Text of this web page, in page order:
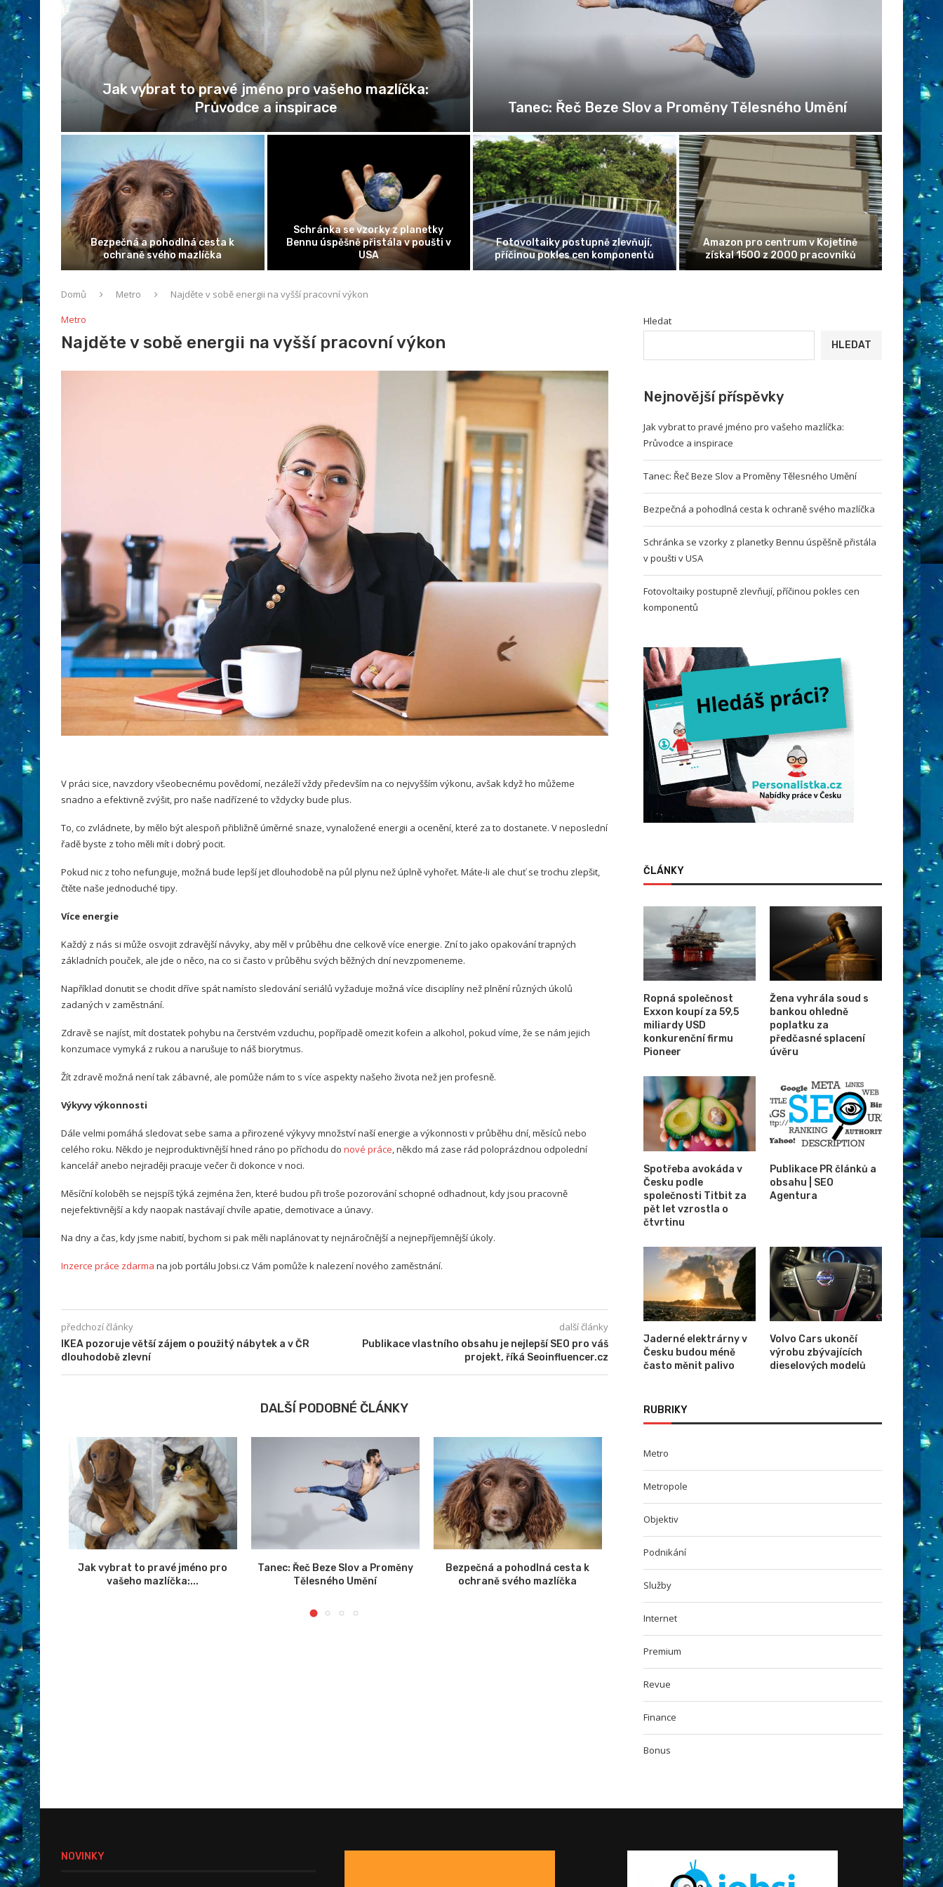
pro
Jak vybrat to pravé jméno pro vašeho mazlíčka:
Průvodce a inspirace
Tanec: Řeč Beze Slov a Proměny Tělesného Umění
Bezpečná a pohodlná cesta k
ochraně svého mazlíčka
Schránka se vzorky z planetky
Bennu úspěšně přistála v poušti v
USA
Fotovoltaiky postupně zlevňují,
příčinou pokles cen komponentů
Amazon pro centrum v Kojetíně
získal 1500 z 2000 pracovníků
Elon
Domů Metro
Najděte v sobě energii na vyšší pracovní výkon
Metro
Najděte v sobě energii na vyšší pracovní výkon
V práci sice, navzdory všeobecnému povědomí, nezáleží vždy především na co nejvyšším výkonu, avšak když ho můžeme
snadno a efektivně zvýšit, pro naše nadřízené to vždycky bude plus.
To, co zvládnete, by mělo být alespoň přibližně úměrné snaze, vynaložené energii a ocenění, které za to dostanete. V neposlední
řadě byste z toho měli mít i dobrý pocit.
Pokud nic z toho nefunguje, možná bude lepší jet dlouhodobě na půl plynu než úplně vyhořet. Máte-li ale chuť se trochu zlepšit,
čtěte naše jednoduché tipy.
Více energie
Každý z nás si může osvojit zdravější návyky, aby měl v průběhu dne celkově více energie. Zní to jako opakování trapných
základních pouček, ale jde o něco, na co si často v průběhu svých běžných dní nevzpomeneme.
Například donutit se chodit dříve spát namísto sledování seriálů vyžaduje možná více disciplíny než plnění různých úkolů
zadaných v zaměstnání.
Zdravě se najíst, mít dostatek pohybu na čerstvém vzduchu, popřípadě omezit kofein a alkohol, pokud víme, že se nám jejich
konzumace vymyká z rukou a narušuje to náš biorytmus.
Žít zdravě možná není tak zábavné, ale pomůže nám to s více aspekty našeho života než jen profesně.
Výkyvy výkonnosti
Dále velmi pomáhá sledovat sebe sama a přirozené výkyvy množství naší energie a výkonnosti v průběhu dní, měsíců nebo
celého roku. Někdo je nejproduktivnější hned ráno po příchodu do nové práce , někdo má zase rád poloprázdnou odpolední
kancelář anebo nejraději pracuje večer či dokonce v noci.
Měsíční koloběh se nejspíš týká zejména žen, které budou při troše pozorování schopné odhadnout, kdy jsou pracovně
nejefektivnější a kdy naopak nastávají chvíle apatie, demotivace a únavy.
Na dny a čas, kdy jsme nabití, bychom si pak měli naplánovat ty nejnáročnější a nejnepříjemnější úkoly.
Inzerce práce zdarma na job portálu Jobsi.cz Vám pomůže k nalezení nového zaměstnání.
předchozí články
IKEA pozoruje větší zájem o použitý nábytek a v ČR
dlouhodobě zlevní
další články
Publikace vlastního obsahu je nejlepší SEO pro váš
projekt, říká Seoinfluencer.cz
DALŠÍ PODOBNÉ ČLÁNKY
Jak vybrat to pravé jméno pro
vašeho mazlíčka:...
Tanec: Řeč Beze Slov a Proměny
Tělesného Umění
Bezpečná a pohodlná cesta k
ochraně svého mazlíčka
Schránka se vzorky z planetky
Bennu úspěšně přistála...
Fotovoltaiky postupně
příčinou pokles cen
Hledat
HLEDAT
Nejnovější příspěvky
Jak vybrat to pravé jméno pro vašeho mazlíčka:
Průvodce a inspirace
Tanec: Řeč Beze Slov a Proměny Tělesného Umění
Bezpečná a pohodlná cesta k ochraně svého mazlíčka
Schránka se vzorky z planetky Bennu úspěšně přistála
v poušti v USA
Fotovoltaiky postupně zlevňují, příčinou pokles cen
komponentů
ČLÁNKY
Ropná společnost
Exxon koupí za 59,5
miliardy USD
konkurenční firmu
Pioneer
Žena vyhrála soud s
bankou ohledně
poplatku za
předčasné splacení
úvěru
Spotřeba avokáda v
Česku podle
společnosti Titbit za
pět let vzrostla o
čtvrtinu
Publikace PR článků a
obsahu | SEO
Agentura
Jaderné elektrárny v
Česku budou méně
často měnit palivo
Volvo Cars ukončí
výrobu zbývajících
dieselových modelů
RUBRIKY
Metro
Metropole
Objektiv
Podnikání
Služby
Internet
Premium
Revue
Finance
Bonus
NOVINKY